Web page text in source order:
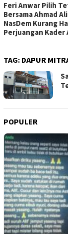
Feri Anwar Pilih
Bersama Ahmad
NasDem Kurang
Perjuangan Kader
TAG: DAPUR
POPULER